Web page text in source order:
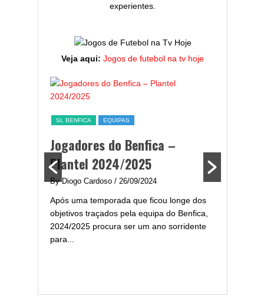
experientes.
Veja aqui: Jogos de futebol na tv hoje
SL BENFICA EQUIPAS
Jogadores do Benfica –
Plantel 2024/2025
By Diogo Cardoso / 26/09/2024
Após uma temporada que ficou longe dos
objetivos traçados pela equipa do Benfica,
2024/2025 procura ser um ano sorridente
para...